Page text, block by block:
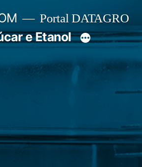
Portal DATAGRO
e Etanol